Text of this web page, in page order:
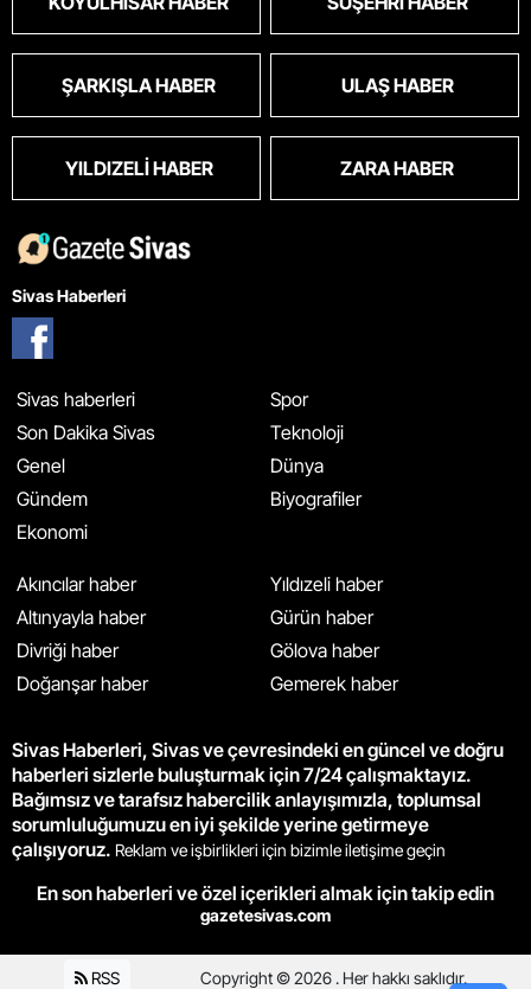
ŞARKIŞLA HABER ULAŞ HABER
YILDIZELI HABER ZARA HABER
Sivas Haberleri
Sivas haberleri
Son Dakika Sivas
Genel
Gündem
Ekonomi
Spor
Teknoloji
Dünya
Biyografiler
Akıncılar haber
Altınyayla haber
Divriği haber
Doğanşar haber
Yıldızeli haber
Gürün haber
Gölova haber
Gemerek haber
Sivas Haberleri, Sivas ve çevresindeki en güncel ve doğru
haberleri sizlerle buluşturmak için 7/24 çalışmaktayız.
Bağımsız ve tarafsız habercilik anlayışımızla, toplumsal
sorumluluğumuzu en iyi şekilde yerine getirmeye
çalışıyoruz. Reklam ve işbirlikleri için bizimle iletişime geçin
En son haberleri ve özel içerikleri almak için takip edin
gazetesivas.com
RSS Copyright © 2026 . Her hakkı saklıdır.